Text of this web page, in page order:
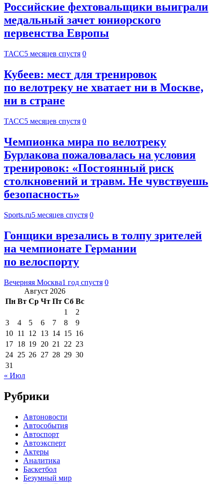
Российские фехтовальщики выиграли
медальный зачет юниорского
первенства Европы
ТАСС5 месяцев спустя 0
Кубеев: мест для тренировок
по велотреку не хватает ни в Москве,
ни в стране
ТАСС5 месяцев спустя 0
Чемпионка мира по велотреку
Бурлакова пожаловалась на условия
тренировок: «Постоянный риск
столкновений и травм. Не чувствуешь
безопасность»
Sports.ru5 месяцев спустя 0
Гонщики врезались в толпу зрителей
на чемпионате Германии
по велоспорту
Вечерняя Москва1 год спустя 0
Август 2026
Пн Вт Ср Чт Пт Сб Вс
1
2
3
4 5 6 7 8
9
10 11 12 13 14 15 16
17 18 19 20 21 22 23
24 25 26 27 28 29 30
31
« Июл
Рубрики
Автоновости
Автособытия
Автоспорт
Автоэксперт
Актеры
Аналитика
Баскетбол
Безумный мир